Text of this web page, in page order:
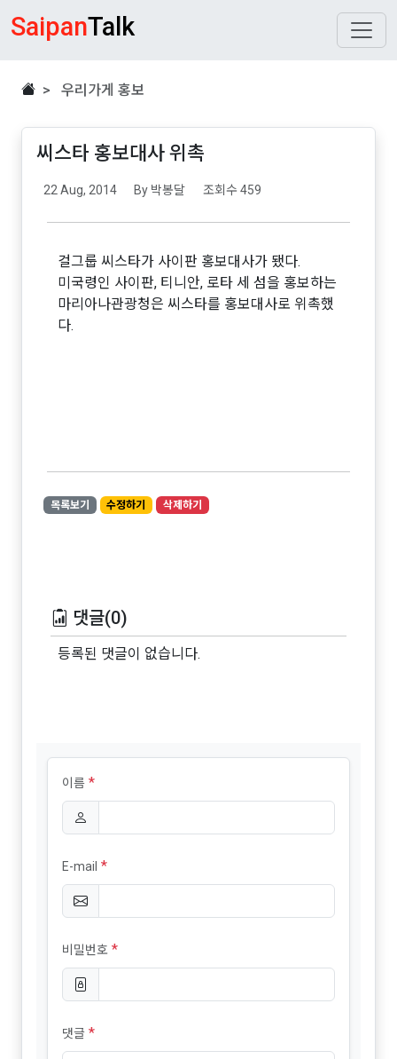
SaipanTalk
> 우리가게 홍보
씨스타 홍보대사 위촉
22 Aug, 2014 By 박봉달 조회수 459
걸그룹 씨스타가 사이판 홍보대사가 됐다.
미국령인 사이판, 티니안, 로타 세 섬을 홍보하는
마리아나관광청은 씨스타를 홍보대사로 위촉했
다.
목록보기 수정하기 삭제하기
댓글(0)
등록된 댓글이 없습니다.
이름 *
E-mail *
비밀번호 *
댓글 *